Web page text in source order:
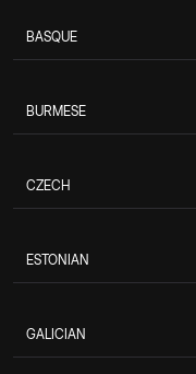
BASQUE
BURMESE
CZECH
ESTONIAN
GALICIAN